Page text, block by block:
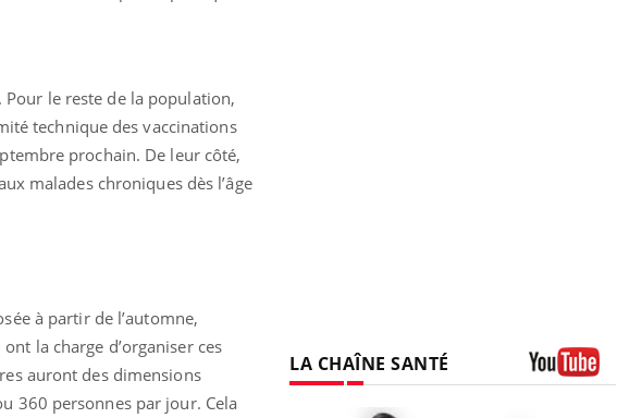
Pour le reste de la population,
technique des vaccinations
prochain. De leur côté,
malades chroniques dès l’âge
à partir de l’automne,
la charge d’organiser ces
auront des dimensions
360 personnes par jour. Cela
LA CHAÎNE SANTÉ